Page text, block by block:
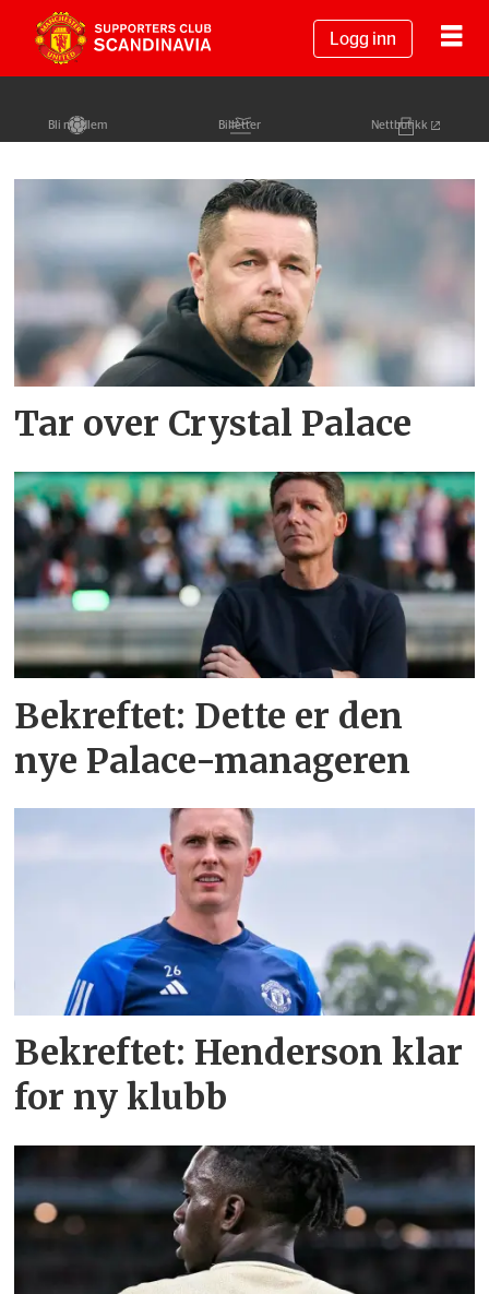
Logg inn
Bli medlem Billetter Nettbutikk
Tag:
crystal
palace
Tar over Crystal Palace
Bekreftet: Dette er den
nye Palace-manageren
Bekreftet: Henderson klar
for ny klubb